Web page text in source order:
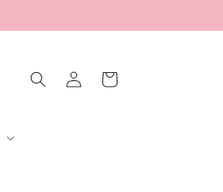
EinloggenWarenkorb